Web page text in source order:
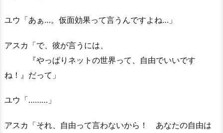
ユウ「あぁ…。仮面効果って言うんですよね…」
アスカ「で、彼が言うには、
『やっぱりネットの世界って、自由でいいです
ね！』だって」
ユウ「………」
アスカ「それ、自由って言わないから！ あなたの自由は